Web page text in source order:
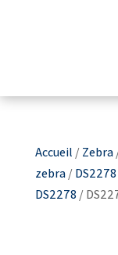
Accueil /Zebra
zebra/
DS2278 /